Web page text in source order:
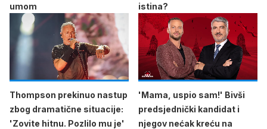
umom
istina?
Thompson prekinuo nastup
zbog dramatične situacije:
'Zovite hitnu. Pozlilo mu je'
'Mama, uspio sam!' Bivši
predsjednički kandidat i
njegov nećak kreću na